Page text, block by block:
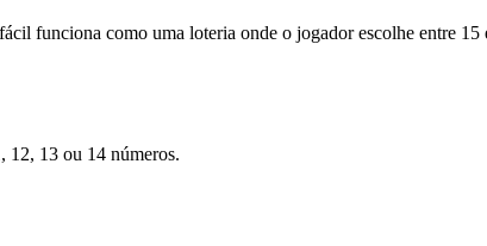
funciona como uma loteria onde o jogador escolhe entre 15
12, 13 ou 14 números.